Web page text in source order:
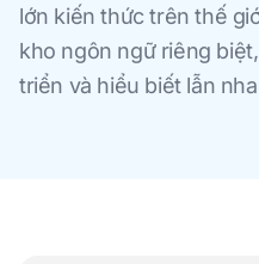
lớn kiến thức trên thế
kho ngôn ngữ riêng
triển và hiểu biết lẫn